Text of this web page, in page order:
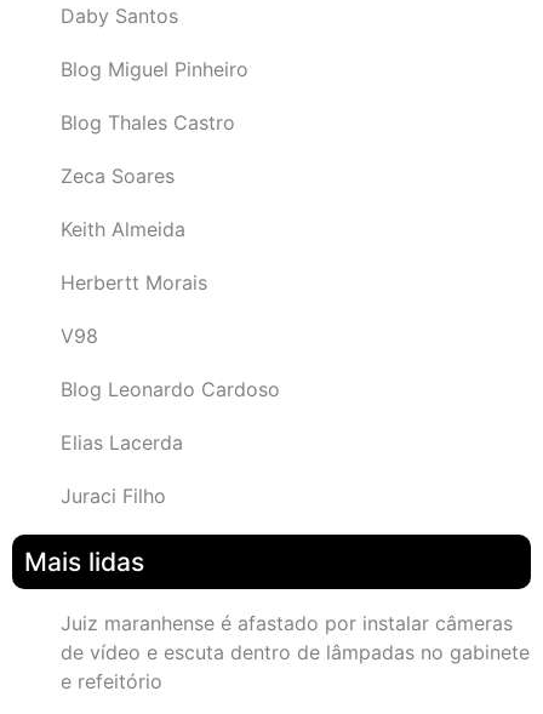
Daby Santos
Blog Miguel Pinheiro
Blog Thales Castro
Zeca Soares
Keith Almeida
Herbertt Morais
V98
Blog Leonardo Cardoso
Elias Lacerda
Juraci Filho
Mais lidas
Juiz maranhense é afastado por instalar câmeras
de vídeo e escuta dentro de lâmpadas no gabinete
e refeitório